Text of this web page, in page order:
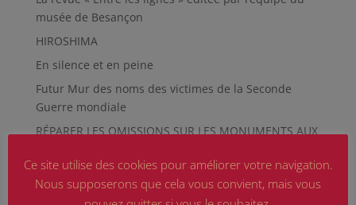
musée de Besançon
HIROSHIMA
En silence et en peine
Futur Mur des noms des victimes de la Seconde
Guerre mondiale
RÉPARER LES OMISSIONS SUR LES MONUMENTS AUX
Le rapport d’activité 2025 de la DMCA.
Quand la paix chemine
Ce site utilise des cookies pour améliorer votre navigation.
Nous supposerons que cela vous convient, mais vous